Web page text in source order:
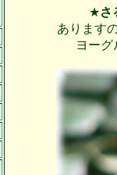
★さ
あります
ヨーグ